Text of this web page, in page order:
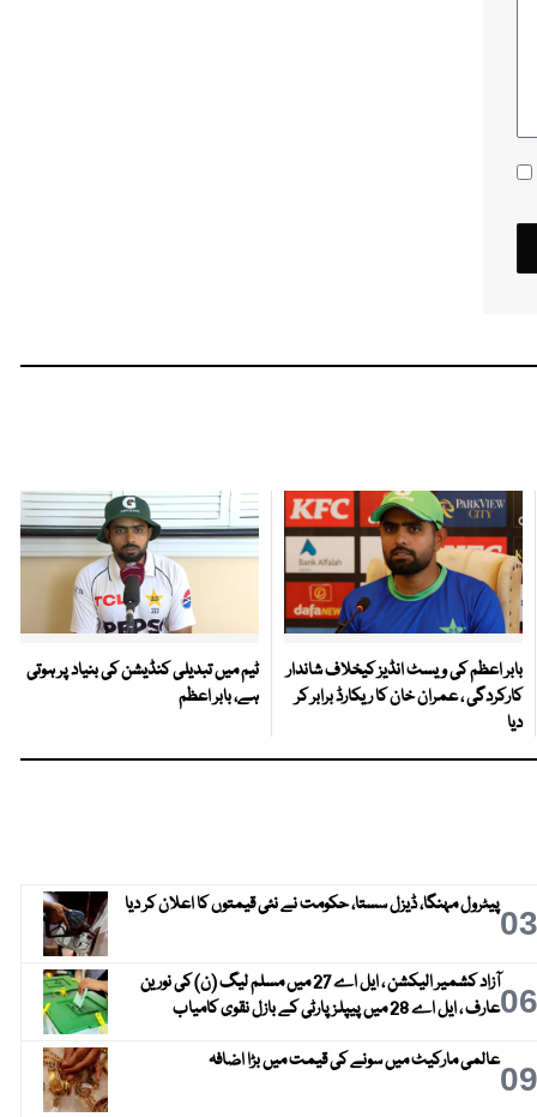
بابر اعظم کی ویسٹ انڈیز کیخلاف شاندار
کارکردگی ، عمران خان کا ریکارڈ برابر کر
دیا
ٹیم میں تبدیلی کنڈیشن کی بنیاد پر ہوتی
ہے، بابر اعظم
03پیٹرول مہنگا، ڈیزل سستا، حکومت نے نئی قیمتوں کا اعلان کر دیا
06
آزاد کشمیر الیکشن ، ایل اے 27 میں مسلم لیگ (ن) کی نورین
عارف ، ایل اے 28 میں پیپلز پارٹی کے بازل نقوی کامیاب
09عالمی مارکیٹ میں سونے کی قیمت میں بڑا اضافہ